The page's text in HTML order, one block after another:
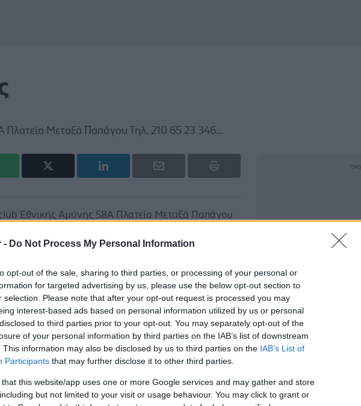
- Do Not Process My Personal Information
opt-out of the sale, sharing to third parties, or processing of your personal or
for targeted advertising by us, please use the below opt-out section to
selection. Please note that after your opt-out request is processed you may
interest-based ads based on personal information utilized by us or personal
to third parties prior to your opt-out. You may separately opt-out of the
of your personal information by third parties on the IAB’s list of downstream
This information may also be disclosed by us to third parties on the IAB’s List of
Participants that may further disclose it to other third parties.
that this website/app uses one or more Google services and may gather and store
but not limited to your visit or usage behaviour. You may click to grant or
Μεταξά Παπάγου Τηλ. 210 65 23 346...
Εθνικής Αμύνης 58Α Πλατεία Μεταξά Παπάγου